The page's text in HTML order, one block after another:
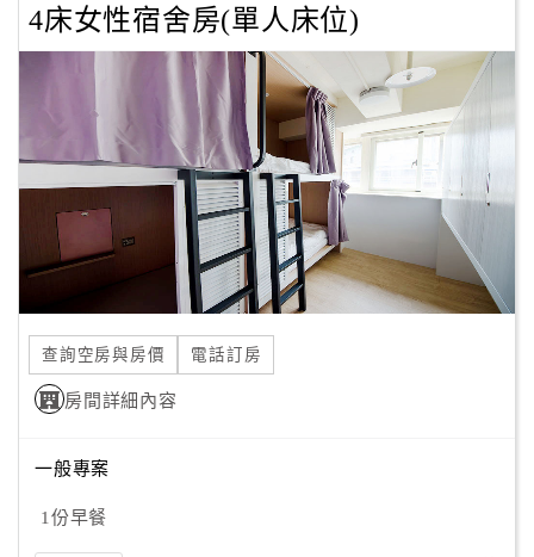
作
計
劃
商
傳
4床女性宿舍房(單人床位)
查詢空房與房價 電話訂房
房間詳細內容
一般專案
1份早餐